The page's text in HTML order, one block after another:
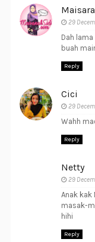
29
Dah
buah
Reply
Cici
29
Wahh
Reply
Netty
29
Anak kak
masak-
hihi
Reply